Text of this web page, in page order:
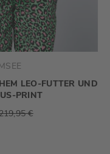
LEO-FUTTER UND
PRINT
€